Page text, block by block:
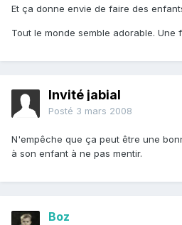
Et ça donne envie de faire des
Tout le monde semble adorable. Une
Invité jabial
Posté 3 mars 2008
N'empêche que ça peut être une
à son enfant à ne pas mentir.
Boz